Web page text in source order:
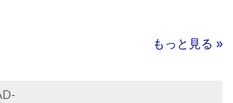
もっと見る »